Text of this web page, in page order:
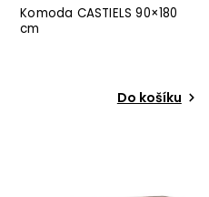
Komoda CASTIELS 90×180
cm
Do košíku